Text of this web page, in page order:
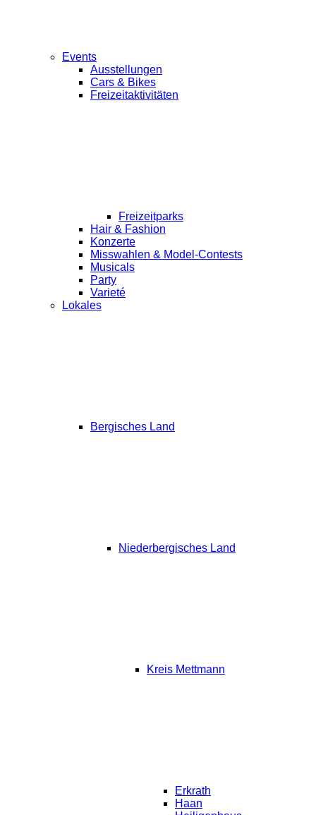
Events
Ausstellungen
Cars & Bikes
Freizeitaktivitäten
Freizeitparks
Hair & Fashion
Konzerte
Misswahlen & Model-Contests
Musicals
Party
Varieté
Lokales
Bergisches Land
Niederbergisches Land
Kreis Mettmann
Erkrath
Haan